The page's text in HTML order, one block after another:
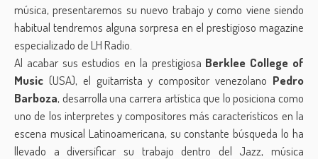
música, presentaremos su nuevo trabajo y como viene siendo
habitual tendremos alguna sorpresa en el prestigioso magazine
especializado de LH Radio.
Al acabar sus estudios en la prestigiosa Berklee College of
Music (USA), el guitarrista y compositor venezolano Pedro
Barboza, desarrolla una carrera artística que lo posiciona como
uno de los interpretes y compositores más característicos en la
escena musical Latinoamericana, su constante búsqueda lo ha
llevado a diversificar su trabajo dentro del Jazz, música